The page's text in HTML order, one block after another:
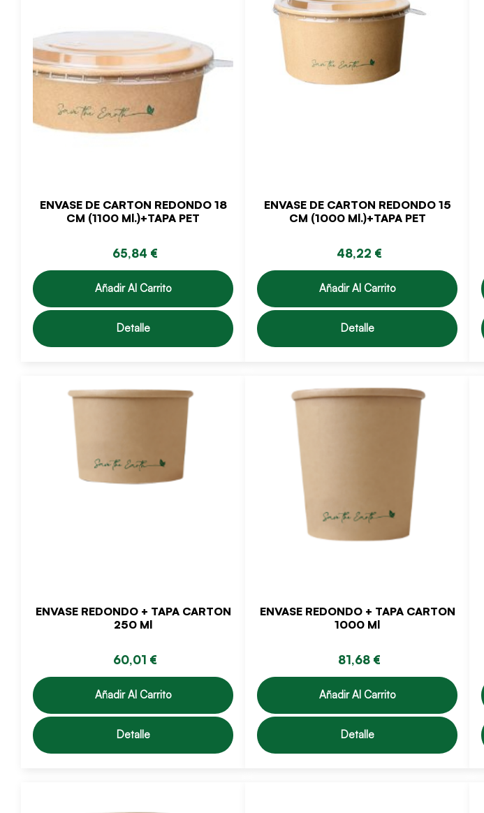
ENVASE DE CARTON REDONDO 18
CM (1100 Ml.)+TAPA PET
65,84 €
Añadir Al Carrito
Detalle
ENVASE DE CARTON REDONDO 15
CM (1000 Ml.)+TAPA PET
48,22 €
Añadir Al Carrito
Detalle
ENVASE REDONDO + TAPA CARTON
250 Ml
60,01 €
Añadir Al Carrito
Detalle
ENVASE REDONDO + TAPA CARTON
1000 Ml
81,68 €
Añadir Al Carrito
Detalle